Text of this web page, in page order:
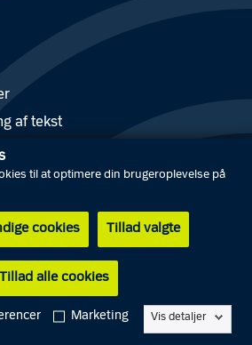
til at optimere din brugeroplevelse på
cookies Tillad valgte
Tillad alle cookies
Marketing Vis detaljer
af tekst